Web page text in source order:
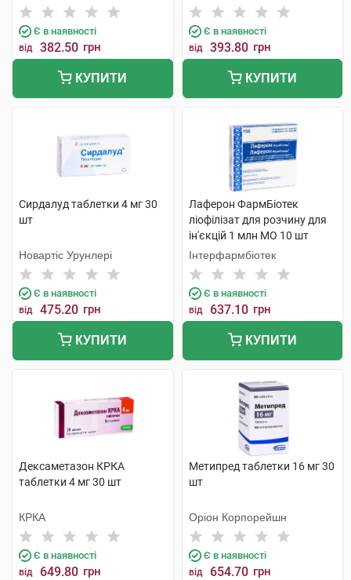
Є в наявності
від 382.50 грн
КУПИТИ
Є в наявності
від 393.80 грн
КУПИТИ
Сирдалуд таблетки 4 мг 30
шт
Новартіс Урунлері
Є в наявності
від 475.20 грн
КУПИТИ
Лаферон ФармБіотек
ліофілізат для розчину для
ін'єкцій 1 млн МО 10 шт
Інтерфармбіотек
Є в наявності
від 637.10 грн
КУПИТИ
Дексаметазон КРКА
таблетки 4 мг 30 шт
КРКА
Є в наявності
від 649.80 грн
Метипред таблетки 16 мг 30
шт
Оріон Корпорейшн
Є в наявності
від 654.70 грн